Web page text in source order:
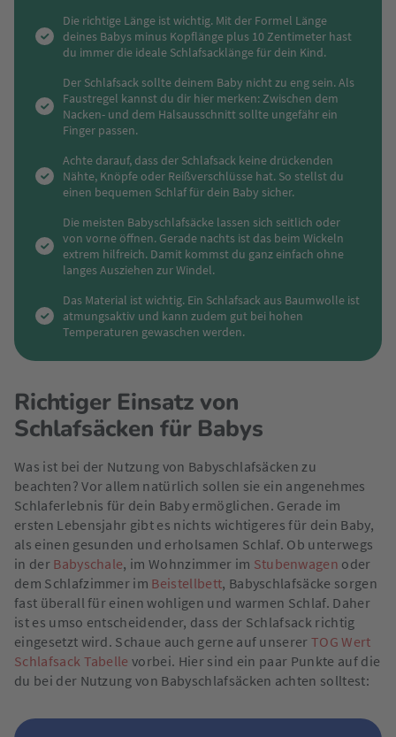
Die richtige Länge ist wichtig. Mit der Formel Länge
deines Babys minus Kopflänge plus 10 Zentimeter hast
du immer die ideale Schlafsacklänge für dein Kind.
Der Schlafsack sollte deinem Baby nicht zu eng sein. Als
Faustregel kannst du dir hier merken: Zwischen dem
Nacken- und dem Halsausschnitt sollte ungefähr ein
Finger passen.
Achte darauf, dass der Schlafsack keine drückenden
Nähte, Knöpfe oder Reißverschlüsse hat. So stellst du
einen bequemen Schlaf für dein Baby sicher.
Die meisten Babyschlafsäcke lassen sich seitlich oder
von vorne öffnen. Gerade nachts ist das beim Wickeln
extrem hilfreich. Damit kommst du ganz einfach ohne
langes Ausziehen zur Windel.
Das Material ist wichtig. Ein Schlafsack aus Baumwolle ist
atmungsaktiv und kann zudem gut bei hohen
Temperaturen gewaschen werden.
Richtiger Einsatz von
Schlafsäcken für Babys
Was ist bei der Nutzung von Babyschlafsäcken zu
beachten? Vor allem natürlich sollen sie ein angenehmes
Schlaferlebnis für dein Baby ermöglichen. Gerade im
ersten Lebensjahr gibt es nichts wichtigeres für dein Baby,
als einen gesunden und erholsamen Schlaf. Ob unterwegs
in der Babyschale, im Wohnzimmer im Stubenwagen oder
dem Schlafzimmer im Beistellbett, Babyschlafsäcke sorgen
fast überall für einen wohligen und warmen Schlaf. Daher
ist es umso entscheidender, dass der Schlafsack richtig
eingesetzt wird. Schaue auch gerne auf unsererTOG Wert
Schlafsack Tabelle vorbei. Hier sind ein paar Punkte auf die
du bei der Nutzung von Babyschlafsäcken achten solltest: